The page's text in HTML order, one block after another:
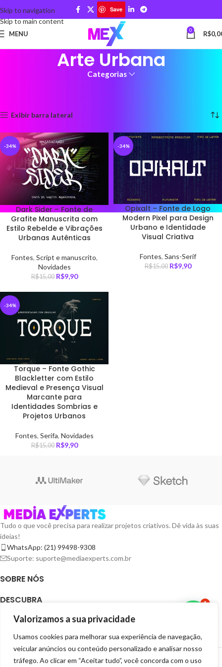
Valorizamos a sua privacidade
Usamos cookies para melhorar sua experiência de navegação,
veicular anúncios ou conteúdo personalizado e analisar nosso
tráfego. Ao clicar em “Aceitar tudo”, você concorda com o uso
Skip to navigation
Skip to main content
Save
MENU 0 R$
Arte Urbana
Categorias
Exibir barra lateral
-34%
Dark Sider – Fonte de
Grafite Manuscrita com
Estilo Rebelde e Vibrações
Urbanas Autênticas
Fontes, Script e manuscrito,
Novidades
R$15,00 R$9,90
-34%
Opixalt – Fonte de Logo
Modern Pixel para Design
Urbano e Identidade
Visual Criativa
Fontes, Sans-Serif
R$15,00 R$9,90
-34%
Torque – Fonte Gothic
Blackletter com Estilo
Medieval e Presença Visual
Marcante para
Identidades Sombrias e
Projetos Urbanos
Fontes, Serifa, Novidades
R$15,00 R$9,90
Tudo o que você precisa para realizar projetos criativos. Dê vida às suas
ideias!
WhatsApp: (21) 99498-9308
Suporte: suporte@mediaexperts.com.br
SOBRE NÓS
DESCUBRA
TERMOS E LICENÇAS
RECURSOS
2025 CRIADOR POR
EXPERTS VOCÊ TAMBÉM.
1